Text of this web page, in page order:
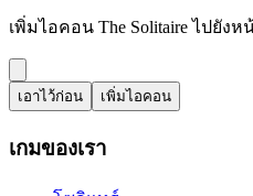
เพิ่มไอคอน The Solitaire ไปยัง
เอาไว้ก่อน เพิ่มไอคอน
เกมของเรา